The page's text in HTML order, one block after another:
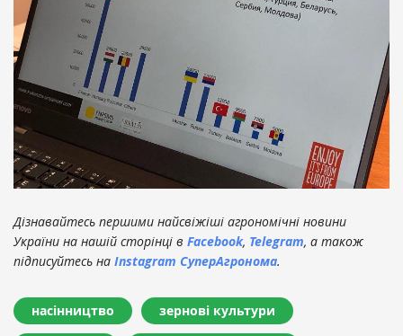
Дізнавайтесь першими найсвіжіші агрономічні новини
України на нашій сторінці в Facebook, Telegram, а також
підписуйтесь на Instagram СуперАгронома.
насінництво зернові культури